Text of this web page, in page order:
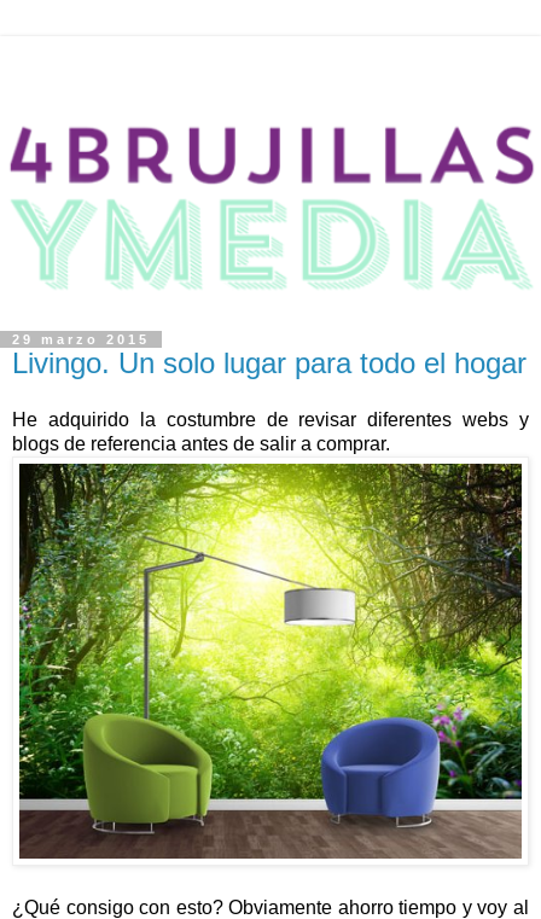
29 marzo 2015
Livingo. Un solo lugar para todo el hogar
He adquirido la costumbre de revisar diferentes webs y
blogs de referencia antes de salir a comprar.
¿Qué consigo con esto? Obviamente ahorro tiempo y voy al